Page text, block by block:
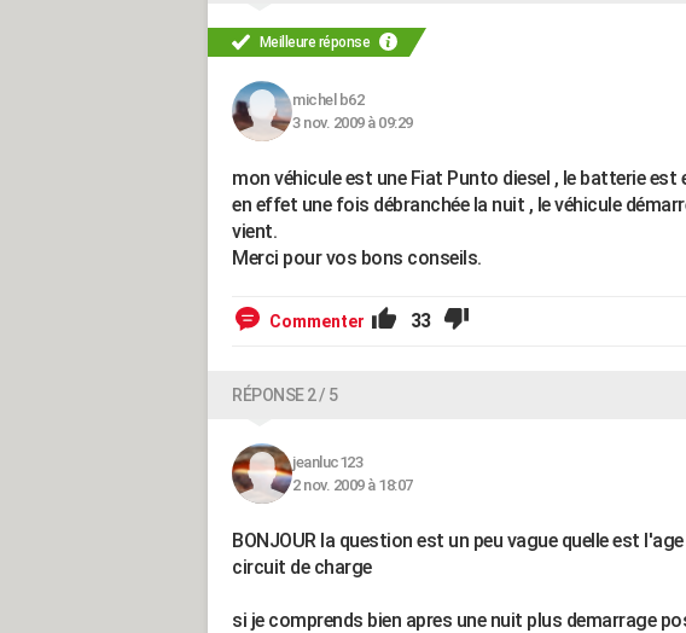
Meilleure réponse
michel b62
3 nov. 2009 à 09:29
mon véhicule est une Fiat Punto diesel , le batterie
en effet une fois débranchée la nuit , le véhicule
vient.
Merci pour vos bons conseils.
Commenter 33
RÉPONSE 2 / 5
jeanluc123
2 nov. 2009 à 18:07
BONJOUR la question est un peu vague quelle est
circuit de charge
si je comprends bien apres une nuit plus demarrage